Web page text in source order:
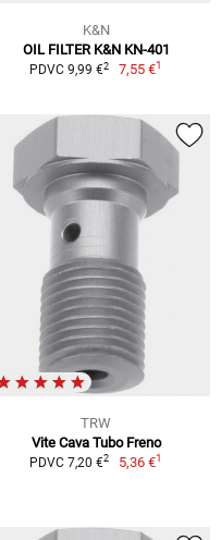
K&N
OIL FILTER K&N KN-401
PDVC 9,99 €2 7,55 €1
TRW
Vite Cava Tubo Freno
PDVC 7,20 €2 5,36 €1